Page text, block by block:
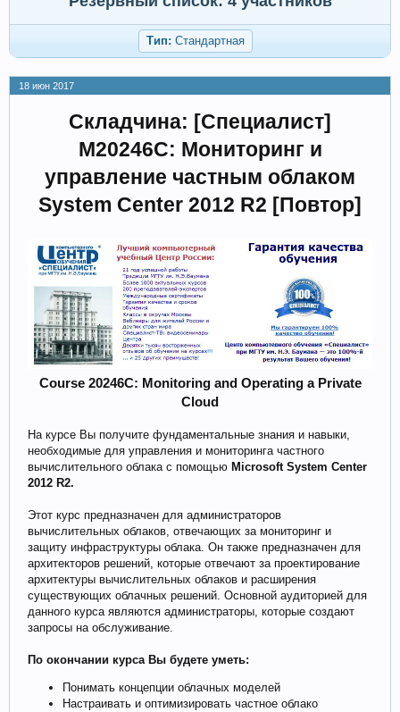
Тип: Стандартная
18 июн 2017
Складчина: [Специалист]
M20246C: Мониторинг и
управление частным облаком
System Center 2012 R2 [Повтор]
Course 20246C: Monitoring and Operating a Private
Cloud
На курсе Вы получите фундаментальные знания и навыки,
необходимые для управления и мониторинга частного
вычислительного облака с помощью Microsoft System Center
2012 R2.
Этот курс предназначен для администраторов
вычислительных облаков, отвечающих за мониторинг и
защиту инфраструктуры облака. Он также предназначен для
архитекторов решений, которые отвечают за проектирование
архитектуры вычислительных облаков и расширения
существующих облачных решений. Основной аудиторией для
данного курса являются администраторы, которые создают
запросы на обслуживание.
По окончании курса Вы будете уметь:
Понимать концепции облачных моделей
Настраивать и оптимизировать частное облако